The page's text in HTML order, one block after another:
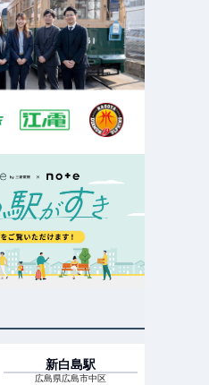
新白島駅
広島県広島市中区